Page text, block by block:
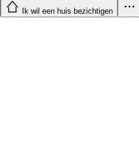
Ik wil een huis bezichtigen